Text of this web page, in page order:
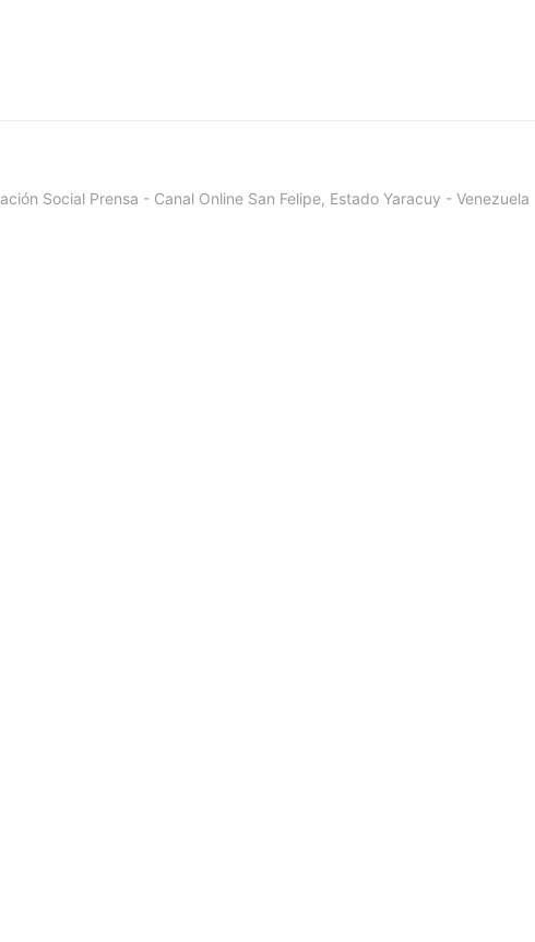
Social Prensa - Canal Online San Felipe, Estado Yaracuy - Venezuela